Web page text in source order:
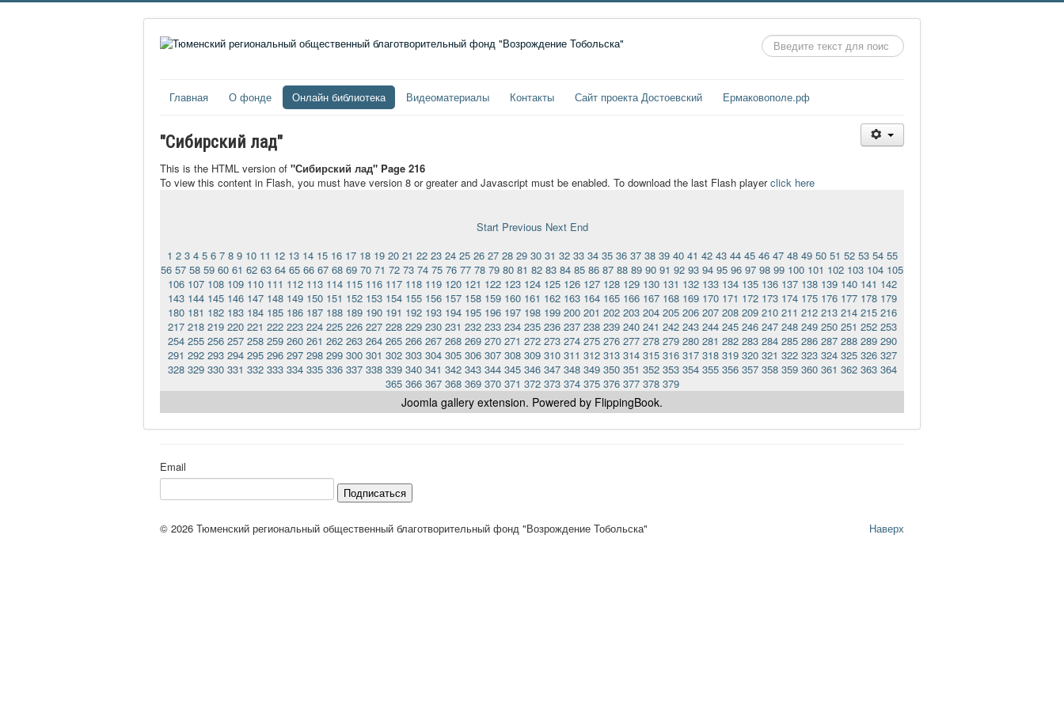
Искать...
Главная О фонде Онлайн библиотека Видеоматериалы Контакты Сайт проекта Достоевский Ермаковополе.рф
"Сибирский лад"
This is the HTML version of "Сибирский лад" Page 216
To view this content in Flash, you must have version 8 or greater and Javascript must be enabled. To download the last Flash playerclick here
Start Previous Next End
1 2 3 4 5 6 7 8 9 10 11 12 13 14 15 16 17 18 19 20 21 22 23 24 25 26 27 28 29 30 31 32 33 34 35 36 37 38 39 40 41 42 43 44 45 46 47 48 49 50 51 52 53 54 55
56 57 58 59 60 61 62 63 64 65 66 67 68 69 70 71 72 73 74 75 76 77 78 79 80 81 82 83 84 85 86 87 88 89 90 91 92 93 94 95 96 97 98 99 100 101 102 103 104 105
106 107 108 109 110 111 112 113 114 115 116 117 118 119 120 121 122 123 124 125 126 127 128 129 130 131 132 133 134 135 136 137 138 139 140 141 142
143 144 145 146 147 148 149 150 151 152 153 154 155 156 157 158 159 160 161 162 163 164 165 166 167 168 169 170 171 172 173 174 175 176 177 178 179
180 181 182 183 184 185 186 187 188 189 190 191 192 193 194 195 196 197 198 199 200 201 202 203 204 205 206 207 208 209 210 211 212 213 214 215 216
217 218 219 220 221 222 223 224 225 226 227 228 229 230 231 232 233 234 235 236 237 238 239 240 241 242 243 244 245 246 247 248 249 250 251 252 253
254 255 256 257 258 259 260 261 262 263 264 265 266 267 268 269 270 271 272 273 274 275 276 277 278 279 280 281 282 283 284 285 286 287 288 289 290
291 292 293 294 295 296 297 298 299 300 301 302 303 304 305 306 307 308 309 310 311 312 313 314 315 316 317 318 319 320 321 322 323 324 325 326 327
328 329 330 331 332 333 334 335 336 337 338 339 340 341 342 343 344 345 346 347 348 349 350 351 352 353 354 355 356 357 358 359 360 361 362 363 364
365 366 367 368 369 370 371 372 373 374 375 376 377 378 379
Joomla gallery extension. Powered by FlippingBook.
Email
Подписаться
Наверх
© 2026 Тюменский региональный общественный благотворительный фонд "Возрождение Тобольска"